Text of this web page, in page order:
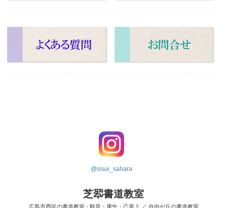
@sisui_sahara
芝翆書道教室
広島市西区の書道教室 - 観音・庚午・己斐上 ／ 自由が丘の書道教室